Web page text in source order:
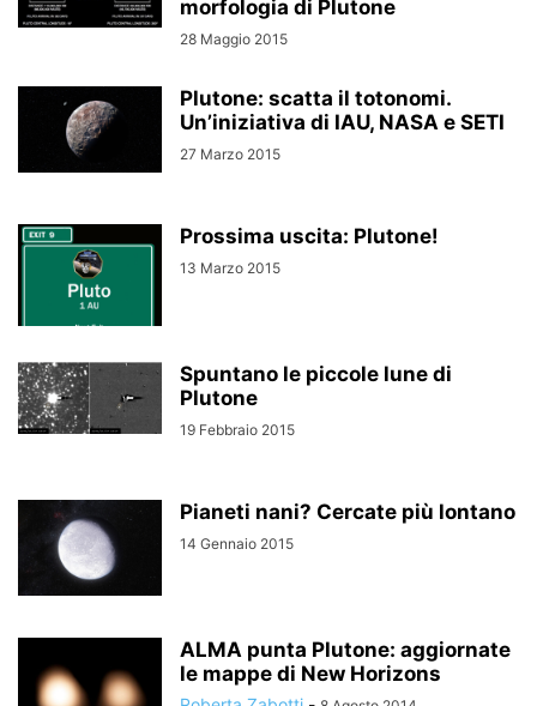
morfologia di Plutone
28 Maggio 2015
Plutone: scatta il totonomi.
Un’iniziativa di IAU, NASA e SETI
27 Marzo 2015
Prossima uscita: Plutone!
13 Marzo 2015
Spuntano le piccole lune di
Plutone
19 Febbraio 2015
Pianeti nani? Cercate più lontano
14 Gennaio 2015
ALMA punta Plutone: aggiornate
le mappe di New Horizons